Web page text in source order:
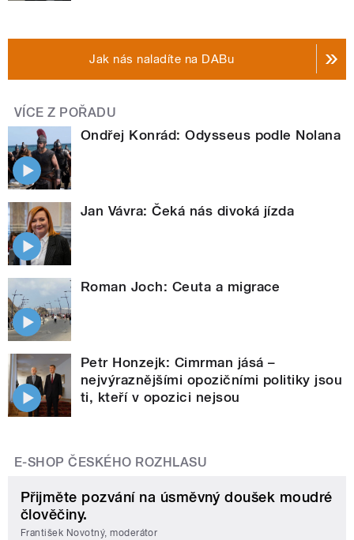
Jak nás naladíte na DABu
VÍCE Z POŘADU
Ondřej Konrád: Odysseus podle Nolana
Jan Vávra: Čeká nás divoká jízda
Roman Joch: Ceuta a migrace
Petr Honzejk: Cimrman jásá –
nejvýraznějšími opozičními politiky jsou
ti, kteří v opozici nejsou
E-SHOP ČESKÉHO ROZHLASU
Přijměte pozvání na úsměvný doušek moudré
člověčiny.
František Novotný, moderátor